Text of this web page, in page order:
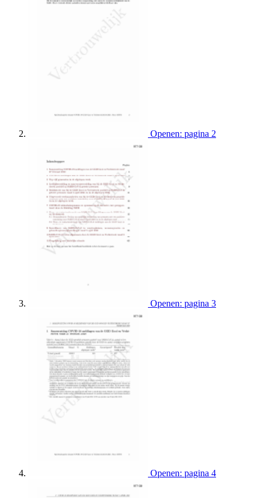
Openen: pagina 2
Openen: pagina 3
Openen: pagina 4